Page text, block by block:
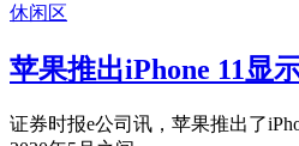
休闲区
苹果推出iPhone 11显
证券时报e公司讯，苹果推出了